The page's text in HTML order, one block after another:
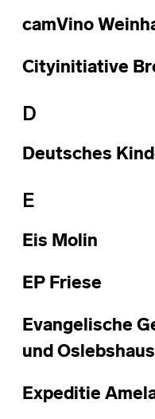
camVino
Cityinitiative
D
Deutsches
E
Eis Molin
EP Friese
Evangelische
und
Expeditie